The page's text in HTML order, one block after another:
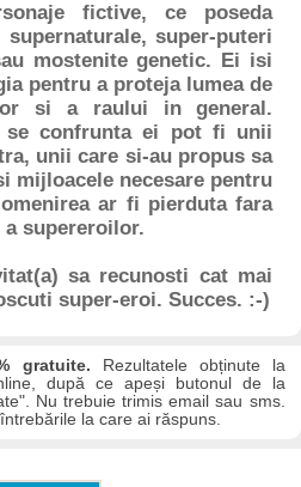
fictive, ce poseda
super-puteri
mostenite genetic. Ei isi
pentru a proteja lumea de
si a raului in general.
se confrunta ei pot fi unii
unii care si-au propus sa
mijloacele necesare pentru
ar fi pierduta fara
supereroilor.
sa recunosti cat mai
super-eroi. Succes. :-)
gratuite. Rezultatele obținute la
după ce apeși butonul de la
Nu trebuie trimis email sau sms.
la care ai răspuns.